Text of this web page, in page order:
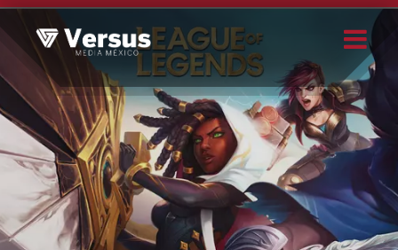
Skip
to
content
Buscar
Usuario